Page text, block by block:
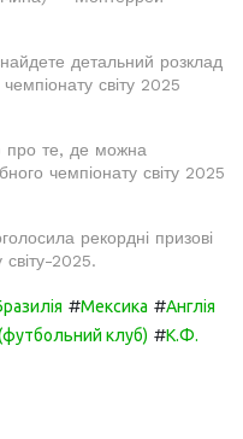
детальний розклад
світу 2025
про те, де можна
чемпіонату світу 2025
рекордні призові
світу-2025.
#Мексика #Англія
клуб) #К.Ф.